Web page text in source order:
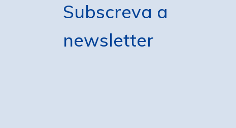
Subscreva a
newsletter